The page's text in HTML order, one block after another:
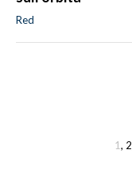
Red
1 2